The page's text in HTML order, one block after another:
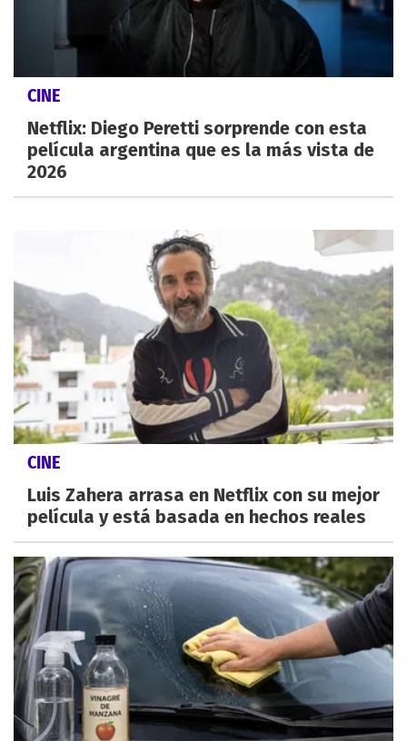
CINE
Netflix: Diego Peretti sorprende con esta
película argentina que es la más vista de
2026
CINE
Luis Zahera arrasa en Netflix con su mejor
película y está basada en hechos reales